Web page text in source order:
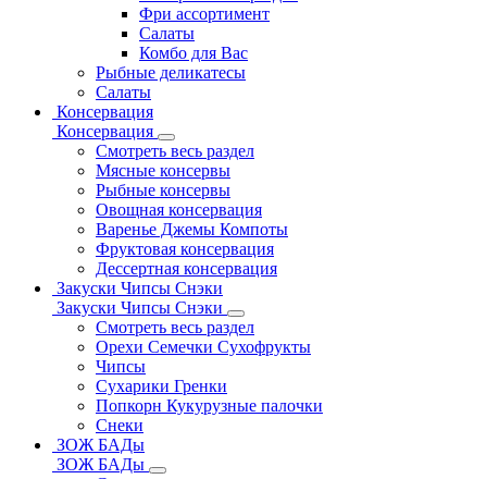
Фри ассортимент
Салаты
Комбо для Вас
Рыбные деликатесы
Салаты
Консервация
Консервация
Смотреть весь раздел
Мясные консервы
Рыбные консервы
Овощная консервация
Варенье Джемы Компоты
Фруктовая консервация
Дессертная консервация
Закуски Чипсы Снэки
Закуски Чипсы Снэки
Смотреть весь раздел
Орехи Семечки Сухофрукты
Чипсы
Сухарики Гренки
Попкорн Кукурузные палочки
Снеки
ЗОЖ БАДы
ЗОЖ БАДы